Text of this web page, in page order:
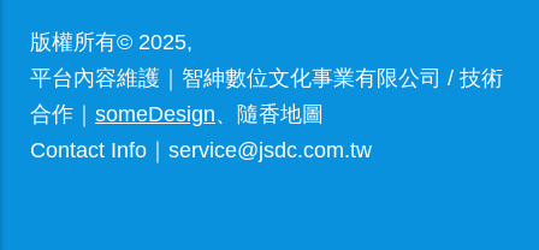
版權所有© 2025,
平台內容維護｜智紳數位文化事業有限公司 / 技術
合作｜ someDesign、隨香地圖
Contact Info｜service@jsdc.com.tw